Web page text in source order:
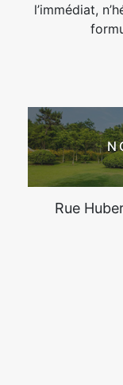
l’immédiat,
Rue